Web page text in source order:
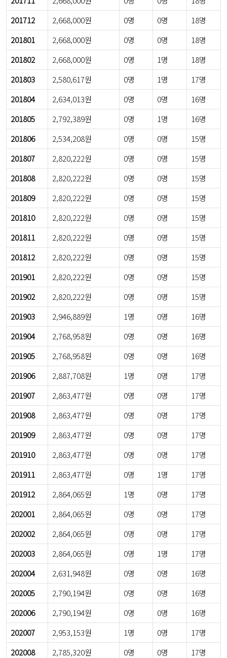
201712
2,668,000원 0명 0명
18명
201801
2,668,000원 0명 0명
18명
201802
2,668,000원 0명 1명
18명
201803
2,580,617원 0명 1명
17명
201804
2,634,013원 0명 0명
16명
201805
2,792,389원 0명 1명
16명
201806
2,534,208원 0명 0명
15명
201807
2,820,222원 0명 0명
15명
201808
2,820,222원 0명 0명
15명
201809
2,820,222원 0명 0명
15명
201810
2,820,222원 0명 0명
15명
201811
2,820,222원 0명 0명
15명
201812
2,820,222원 0명 0명
15명
201901
2,820,222원 0명 0명
15명
201902
2,820,222원 0명 0명
15명
201903
2,946,889원 1명 0명
16명
201904
2,768,958원 0명 0명
16명
201905
2,768,958원 0명 0명
16명
201906
2,887,708원 1명 0명
17명
201907
2,863,477원 0명 0명
17명
201908
2,863,477원 0명 0명
17명
201909
2,863,477원 0명 0명
17명
201910
2,863,477원 0명 0명
17명
201911
2,863,477원 0명 1명
17명
201912
2,864,065원 1명 0명
17명
202001
2,864,065원 0명 0명
17명
202002
2,864,065원 0명 0명
17명
202003
2,864,065원 0명 1명
17명
202004
2,631,948원 0명 0명
16명
202005
2,790,194원 0명 0명
16명
202006
2,790,194원 0명 0명
16명
202007
2,953,153원 1명 0명
17명
202008
2,785,320원 0명 0명
17명